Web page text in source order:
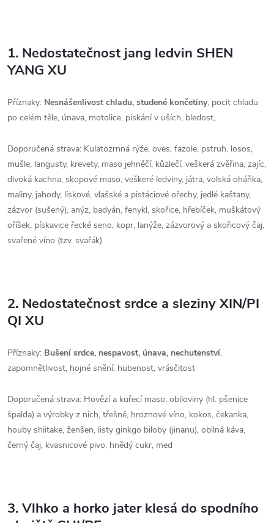
1. Nedostatečnost jang ledvin SHEN
YANG XU
Příznaky: Nesnášenlivost chladu, studené končetiny, pocit chladu
po celém těle, únava, motolice, pískání v uších, bledost,
Doporučená strava: Kulatozrnná rýže, oves, fazole, pstruh, losos,
mušle, langusty, krevety, maso jehněčí, kůzlečí, veškerá zvěřina, zajíc,
divoká kachna, skopové maso, veškeré ledviny, játra, volská oháňka,
maliny, jahody, lískové, vlašské a pistáciové ořechy, jedlé kaštany,
zázvor (sušený), anýz, badyán, fenykl, skořice, hřebíček, muškátový
oříšek, pískavice řecké seno, kopr, lanýže, zázvorový a skořicový čaj,
svařené víno (tzv. svařák)
2. Nedostatečnost srdce a sleziny XIN/PI
QI XU
Příznaky: Bušení srdce, nespavost, únava, nechutenství,
zapomnětlivost, hojné snění, hubenost, vrásčitost
Doporučená strava: Hovězí a kuřecí maso, obiloviny (hl. pšenice
špalda) a výrobky z nich, třešně, hroznové víno, kokos, čekanka,
houby shiitake, ženšen, listy ginkgo biloby (jinanu), obilná káva,
černý čaj, kvasnicové pivo, hnědý cukr, med
3. Vlhko a horko jater klesá do spodního